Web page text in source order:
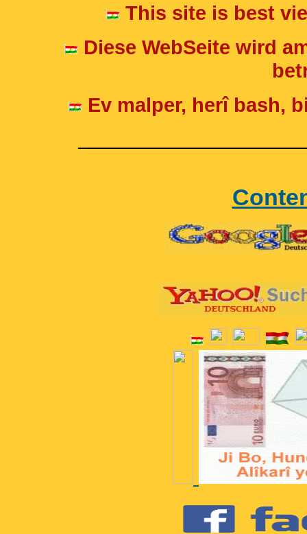
This site is best
Diese WebSeite wird
Ev malper, herî bash,